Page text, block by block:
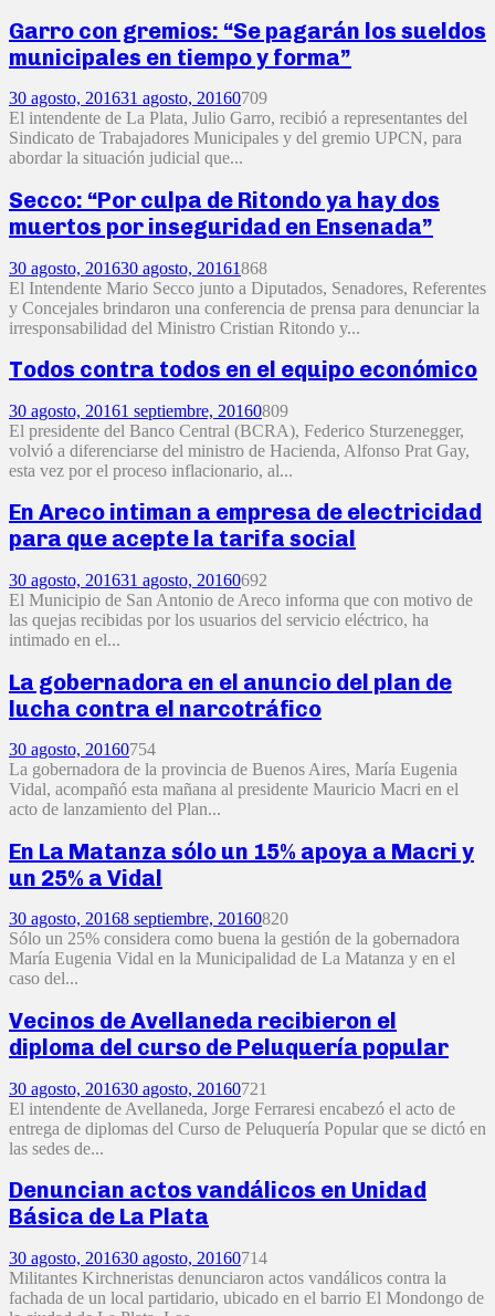
Garro con gremios: “Se pagarán los sueldos
municipales en tiempo y forma”
30 agosto, 201631 agosto, 20160709
El intendente de La Plata, Julio Garro, recibió a representantes del
Sindicato de Trabajadores Municipales y del gremio UPCN, para
abordar la situación judicial que...
Secco: “Por culpa de Ritondo ya hay dos
muertos por inseguridad en Ensenada”
30 agosto, 201630 agosto, 20161868
El Intendente Mario Secco junto a Diputados, Senadores, Referentes
y Concejales brindaron una conferencia de prensa para denunciar la
irresponsabilidad del Ministro Cristian Ritondo y...
Todos contra todos en el equipo económico
30 agosto, 20161 septiembre, 20160809
El presidente del Banco Central (BCRA), Federico Sturzenegger,
volvió a diferenciarse del ministro de Hacienda, Alfonso Prat Gay,
esta vez por el proceso inflacionario, al...
En Areco intiman a empresa de electricidad
para que acepte la tarifa social
30 agosto, 201631 agosto, 20160692
El Municipio de San Antonio de Areco informa que con motivo de
las quejas recibidas por los usuarios del servicio eléctrico, ha
intimado en el...
La gobernadora en el anuncio del plan de
lucha contra el narcotráfico
30 agosto, 20160754
La gobernadora de la provincia de Buenos Aires, María Eugenia
Vidal, acompañó esta mañana al presidente Mauricio Macri en el
acto de lanzamiento del Plan...
En La Matanza sólo un 15% apoya a Macri y
un 25% a Vidal
30 agosto, 20168 septiembre, 20160820
Sólo un 25% considera como buena la gestión de la gobernadora
María Eugenia Vidal en la Municipalidad de La Matanza y en el
caso del...
Vecinos de Avellaneda recibieron el
diploma del curso de Peluquería popular
30 agosto, 201630 agosto, 20160721
El intendente de Avellaneda, Jorge Ferraresi encabezó el acto de
entrega de diplomas del Curso de Peluquería Popular que se dictó en
las sedes de...
Denuncian actos vandálicos en Unidad
Básica de La Plata
30 agosto, 201630 agosto, 20160714
Militantes Kirchneristas denunciaron actos vandálicos contra la
fachada de un local partidario, ubicado en el barrio El Mondongo de